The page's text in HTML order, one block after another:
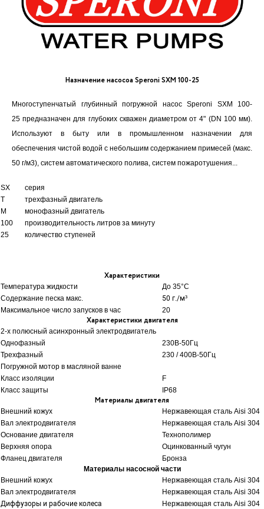
Назначение насосоа Speroni SXM 100-25
Многоступенчатый глубинный погружной насос Speroni SXM 100-
25 предназначен для глубоких скважен диаметром от 4" (DN 100 мм).
Используют в быту или в промышленном назначении для
обеспечения чистой водой с небольшим содержанием примесей (макс.
50 г/м3), систем автоматического полива, систем пожаротушения...
SX
серия
T
трехфазный двигатель
M
монофазный двигатель
100
производительность литров за минуту
25
количество ступеней
Характеристики
Температура жидкости До 35°C
Содержание песка макс.
50 г./м³
Максимальное число запусков в час
20
Характеристики двигателя
2-х полюсный асинхронный электродвигатель
Однофазный
230В-50Гц
Трехфазный
230 / 400В-50Гц
Погружной мотор в масляной ванне
Класс изоляции
F
Класс защиты
IP68
Материалы двигателя
Внешний кожух
Нержавеющая сталь Aisi 304
Вал электродвигателя
Нержавеющая сталь Aisi 304
Основание двигателя
Технополимер
Верхняя опора
Оцинкованный чугун
Фланец двигателя
Бронза
Материалы насосной части
Внешний кожух
Нержавеющая сталь Aisi 304
Вал электродвигателя
Нержавеющая сталь Aisi 304
Диффузоры и рабочие колеса
Нержавеющая сталь Aisi 304